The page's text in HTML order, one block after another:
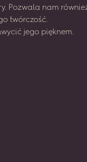
Pozwala nam
twórczość.
jego pięknem.